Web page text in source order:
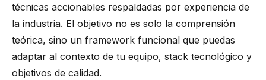
técnicas accionables respaldadas por experiencia de
la industria. El objetivo no es solo la comprensión
teórica, sino un framework funcional que puedas
adaptar al contexto de tu equipo, stack tecnológico y
objetivos de calidad.